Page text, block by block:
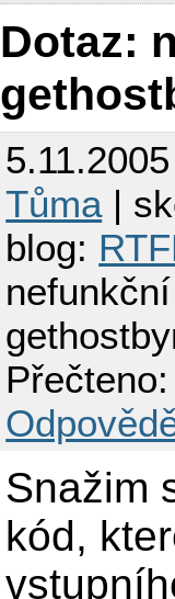
Dotaz:
Tůma|
blog:
nefunkční
Snažim
kód,